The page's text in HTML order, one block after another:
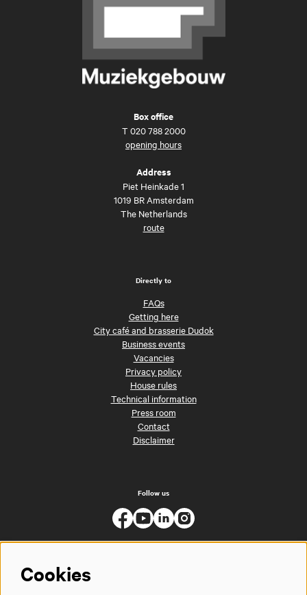
Box office
T 020 788 2000
opening hours
Address
Piet Heinkade 1
1019 BR Amsterdam
The Netherlands
route
Directly to
FAQs
Getting here
City café and brasserie Dudok
Business events
Vacancies
Privacy policy
House rules
Technical information
Press room
Contact
Disclaimer
Follow us
Cookies